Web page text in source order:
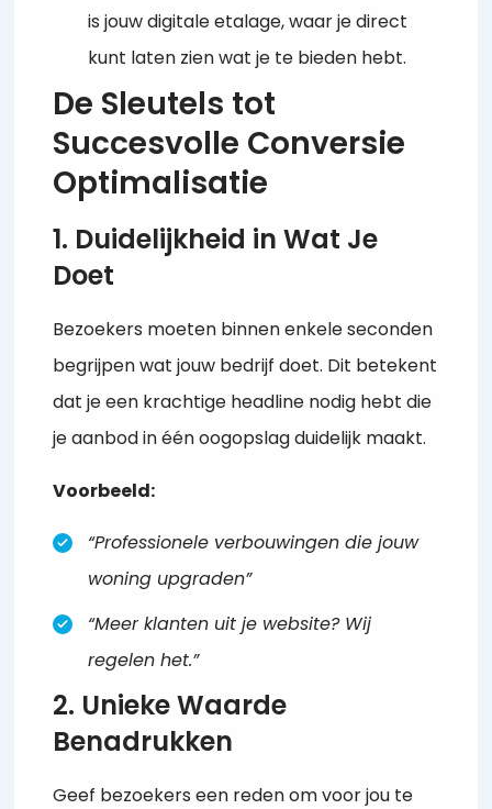
is jouw digitale etalage, waar je direct
kunt laten zien wat je te bieden hebt.
De Sleutels tot
Succesvolle Conversie
Optimalisatie
1. Duidelijkheid in Wat Je
Doet
Bezoekers moeten binnen enkele seconden
begrijpen wat jouw bedrijf doet. Dit betekent
dat je een krachtige headline nodig hebt die
je aanbod in één oogopslag duidelijk maakt.
Voorbeeld:
“Professionele verbouwingen die jouw
woning upgraden”
“Meer klanten uit je website? Wij
regelen het.”
2. Unieke Waarde
Benadrukken
Geef bezoekers een reden om voor jou te